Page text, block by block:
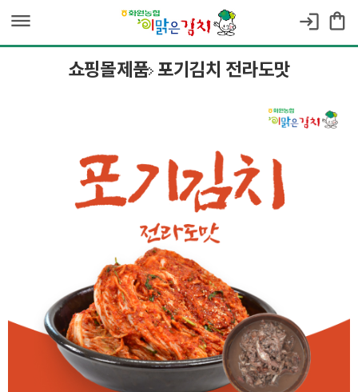
dehaze login shopping_bag
쇼핑몰제품 포기김치 전라도맛